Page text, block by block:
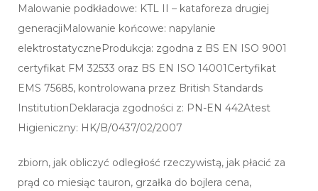
Malowanie podkładowe: KTL II – kataforeza drugiej
generacjiMalowanie końcowe: napylanie
elektrostatyczneProdukcja: zgodna z BS EN ISO 9001
certyfikat FM 32533 oraz BS EN ISO 14001Certyfikat
EMS 75685, kontrolowana przez British Standards
InstitutionDeklaracja zgodności z: PN-EN 442Atest
Higieniczny: HK/B/0437/02/2007
zbiorn, jak obliczyć odległość rzeczywistą, jak płacić za
prąd co miesiąc tauron, grzałka do bojlera cena,